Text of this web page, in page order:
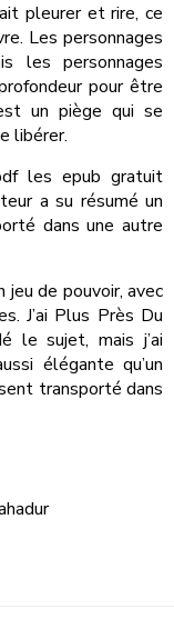
pleurer et rire, ce
Les personnages
les personnages
pour être
un piège qui se
libérer.
les epub gratuit
a su résumé un
dans une autre
jeu de pouvoir, avec
J’ai Plus Près Du
le sujet, mais j’ai
élégante qu’un
transporté dans